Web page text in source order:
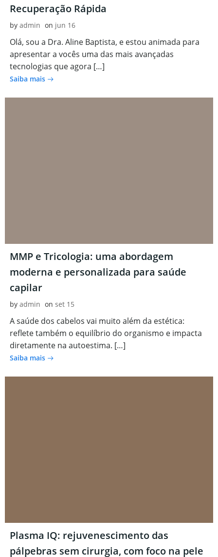
Recuperação Rápida
by admin on jun 16
Olá, sou a Dra. Aline Baptista, e estou animada para
apresentar a vocês uma das mais avançadas
tecnologias que agora […]
Saiba mais
MMP e Tricologia: uma abordagem
moderna e personalizada para saúde
capilar
by admin on set 15
A saúde dos cabelos vai muito além da estética:
reflete também o equilíbrio do organismo e impacta
diretamente na autoestima. […]
Saiba mais
Plasma IQ: rejuvenescimento das
pálpebras sem cirurgia, com foco na pele